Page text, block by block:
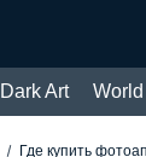
Dark Art
Где купить